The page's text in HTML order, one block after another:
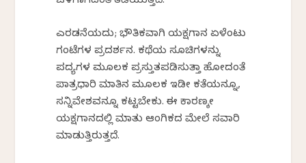
ಎರಡನೆಯದು; ಭೌತಿಕವಾಗಿ ಯಕ್ಷಗಾನ ಏಳೆಂಟು
ಗಂಟೆಗಳ ಪ್ರದರ್ಶನ. ಕಥೆಯ ಸೂಚಿಗಳನ್ನು
ಪದ್ಯಗಳ ಮೂಲಕ ಪ್ರಸ್ತುತಪಡಿಸುತ್ತಾ ಹೋದಂತೆ
ಪಾತ್ರಧಾರಿ ಮಾತಿನ ಮೂಲಕ ಇಡೀ ಕತೆಯನ್ನೂ,
ಸನ್ನಿವೇಶವನ್ನೂ ಕಟ್ಟಬೇಕು. ಈ ಕಾರಣಕ್ಕೇ
ಯಕ್ಷಗಾನದಲ್ಲಿ ಮಾತು ಆಂಗಿಕದ ಮೇಲೆ ಸವಾರಿ
ಮಾಡುತ್ತಿರುತ್ತದೆ.